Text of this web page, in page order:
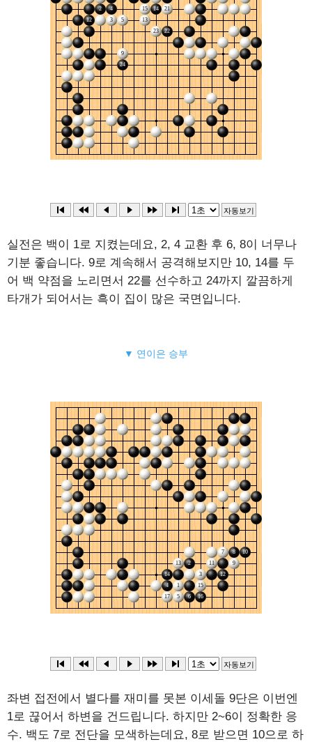
실전은 백이 1로 지켰는데요, 2, 4 교환 후 6, 8이 너무나
기분 좋습니다. 9로 계속해서 공격해보지만 10, 14를 두
어 백 약점을 노리면서 22를 선수하고 24까지 깔끔하게
타개가 되어서는 흑이 집이 많은 국면입니다.
▼ 연이은 승부
좌변 접전에서 별다를 재미를 못본 이세돌 9단은 이번엔
1로 끊어서 하변을 건드립니다. 하지만 2~6이 정확한 응
수. 백도 7로 전단을 모색하는데요, 8로 받으면 10으로 하